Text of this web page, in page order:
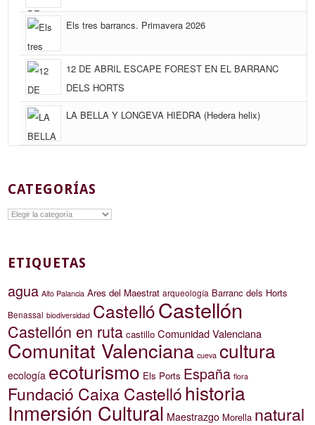
Els tres barrancs. Primavera 2026
12 DE ABRIL ESCAPE FOREST EN EL BARRANC
DELS HORTS
LA BELLA Y LONGEVA HIEDRA (Hedera helix)
CATEGORÍAS
Categorías
ETIQUETAS
agua Alto Palancia Ares del Maestrat arqueología Barranc dels Horts
Benassal biodiversidad CastellóCastellón
Castellón en ruta castillo Comunidad Valenciana
Comunitat Valenciana cueva cultura
ecología ecoturismo Els Ports España flora
Fundació Caixa Castellóhistoria
Inmersión Cultural Maestrazgo Morella natural